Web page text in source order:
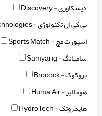
دیسکاوری - Discovery
بی کی ال تکنولوژی - BKL Technologies
اسپورت مچ - Sports Match
سامیانگ - Samyang
بروکوک - Brocock
هوما ایر - Huma Air
هایدروتک - HydroTech